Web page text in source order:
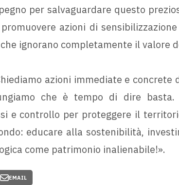
per salvaguardare questo
azioni di
ignorano completamente il valore
azioni immediate e concrete
che è tempo di dire basta.
e controllo per proteggere il
educare alla sostenibilità,
come patrimonio inalienabile!».
EMAIL